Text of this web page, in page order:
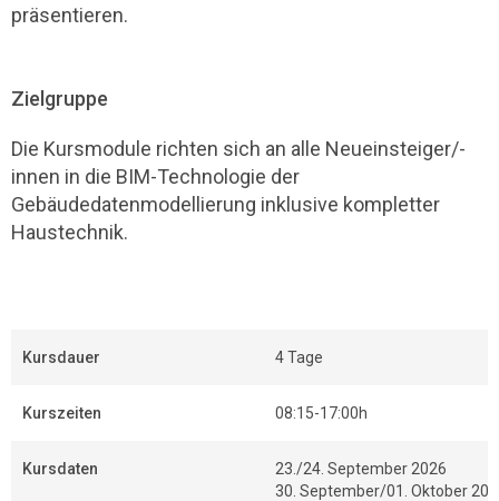
präsentieren.
Zielgruppe
Die Kursmodule richten sich an alle Neueinsteiger/-
innen in die BIM-Technologie der
Gebäudedatenmodellierung inklusive kompletter
Haustechnik.
Kursdauer 4 Tage
Kurszeiten 08:15-17:00h
Kursdaten
23./24. September 2026
30. September/01. Oktober